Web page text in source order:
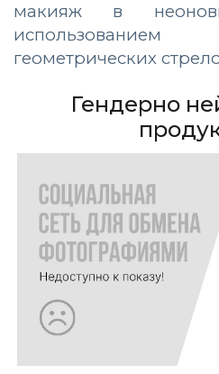
макияж в
геометрических
Гендерно